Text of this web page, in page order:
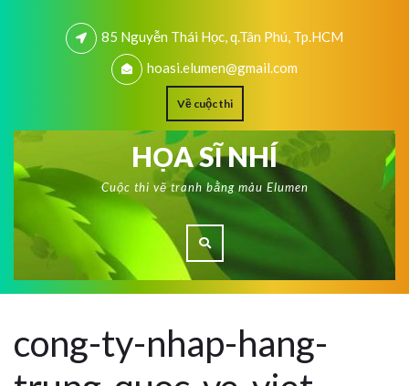
85 Nguyễn Thái Học, q.Tân Phú, Tp.HCM
hoasi.elumen@gmail.com
Về cuộc thi
HỌA SĨ NHÍ
Cuộc thi vẽ tranh bằng màu Elumen
cong-ty-nhap-hang-